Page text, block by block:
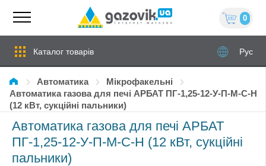
0
Каталог товарів Рус
Автоматика
мікрофакельні
Автоматика газова для печі АРБАТ ПГ-1,25-12-У-П-М-С-Н
(12 кВт, сукційні пальники)
Автоматика газова для печі АРБАТ
ПГ-1,25-12-У-П-М-С-Н (12 кВт, сукційні
пальники)